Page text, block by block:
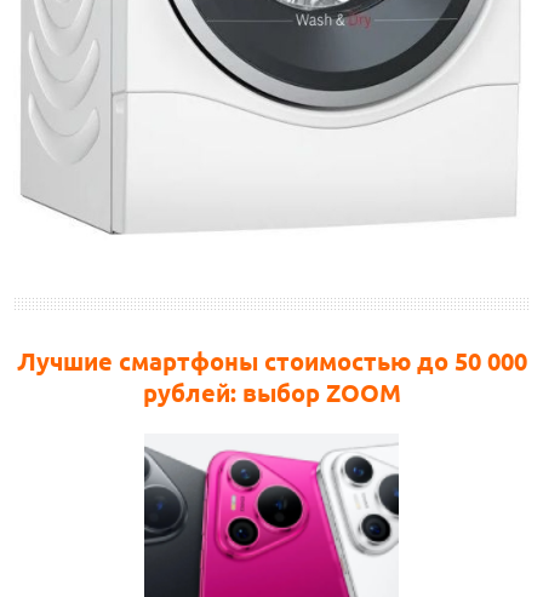
Лучшие смартфоны стоимостью до 50 000
рублей: выбор ZOOM